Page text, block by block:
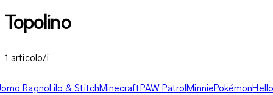
Topolino
1 articolo/i
RagnoLilo & StitchMinecraftPAW PatrolMinniePokémonHello